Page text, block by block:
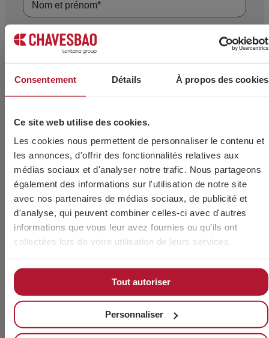
Consentement Détails À propos des cookies
Ce site web utilise des cookies.
Les cookies nous permettent de personnaliser le contenu et
les annonces, d'offrir des fonctionnalités relatives aux
médias sociaux et d'analyser notre trafic. Nous partageons
également des informations sur l'utilisation de notre site
avec nos partenaires de médias sociaux, de publicité et
d'analyse, qui peuvent combiner celles-ci avec d'autres
informations que vous leur avez fournies ou qu'ils ont
collectées lors de votre utilisation de leurs services.
Tout autoriser
Personnaliser
J’accepte que mes données personnelles soient
utilisées par le personnel technique de CHAVES